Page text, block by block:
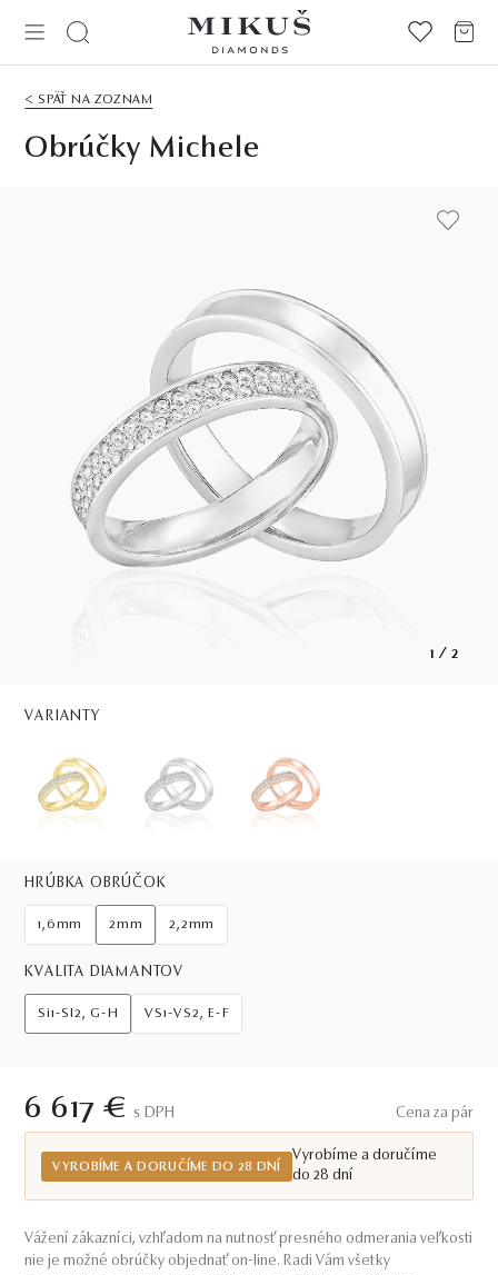
< SPÄŤ NA ZOZNAM
Obrúčky Michele
1 / 2
VARIANTY
HRÚBKA OBRÚČOK
1,6mm 2mm 2,2mm
KVALITA DIAMANTOV
Si1-SI2, G-H VS1-VS2, E-F
6 617 € S DPH Cena za pár
VYROBÍME A DORUČÍME DO 28 DNÍ
Vyrobíme a doručíme
do 28 dní
Vážení zákazníci, vzhľadom na nutnosť presného odmerania veľkosti
nie je možné obrúčky objednať on-line. Radi Vám všetky